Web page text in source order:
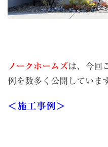
ノークホームズは、今回
例を数多く公開していま
＜施工事例＞